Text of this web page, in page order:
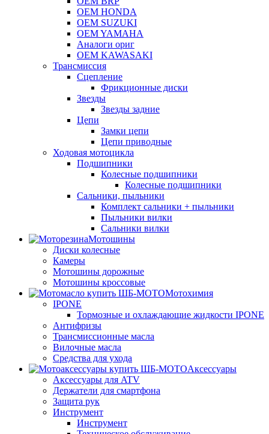
OEM HONDA
OEM SUZUKI
OEM YAMAHA
Аналоги ориг
OEM KAWASAKI
Трансмиссия
Cцепление
Фрикционные диски
Звезды
Звезды задние
Цепи
Замки цепи
Цепи приводные
Ходовая мотоцикла
Подшипники
Колесные подшипники
Колесные подшипники
Сальники, пыльники
Комплект сальники + пыльники
Пыльники вилки
Сальники вилки
Мотошины
Диски колесные
Камеры
Мотошины дорожные
Мотошины кроссовые
Мотохимия
IPONE
Тормозные и охлаждающие жидкости IPONE
Антифризы
Трансмиссионные масла
Вилочные масла
Средства для ухода
Аксессуары
Аксессуары для ATV
Держатели для смартфона
Защита рук
Инструмент
Инструмент